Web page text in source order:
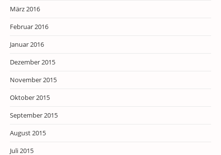
März 2016
Februar 2016
Januar 2016
Dezember 2015
November 2015
Oktober 2015
September 2015
August 2015
Juli 2015